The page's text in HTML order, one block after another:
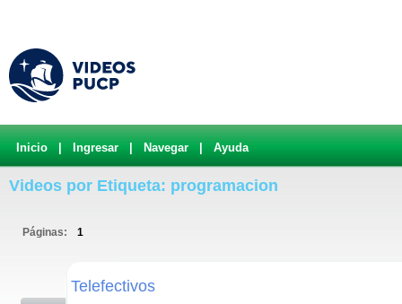
Inicio Ingresar Navegar Ayuda
Videos por Etiqueta: programacion
Páginas: 1
Telefectivos